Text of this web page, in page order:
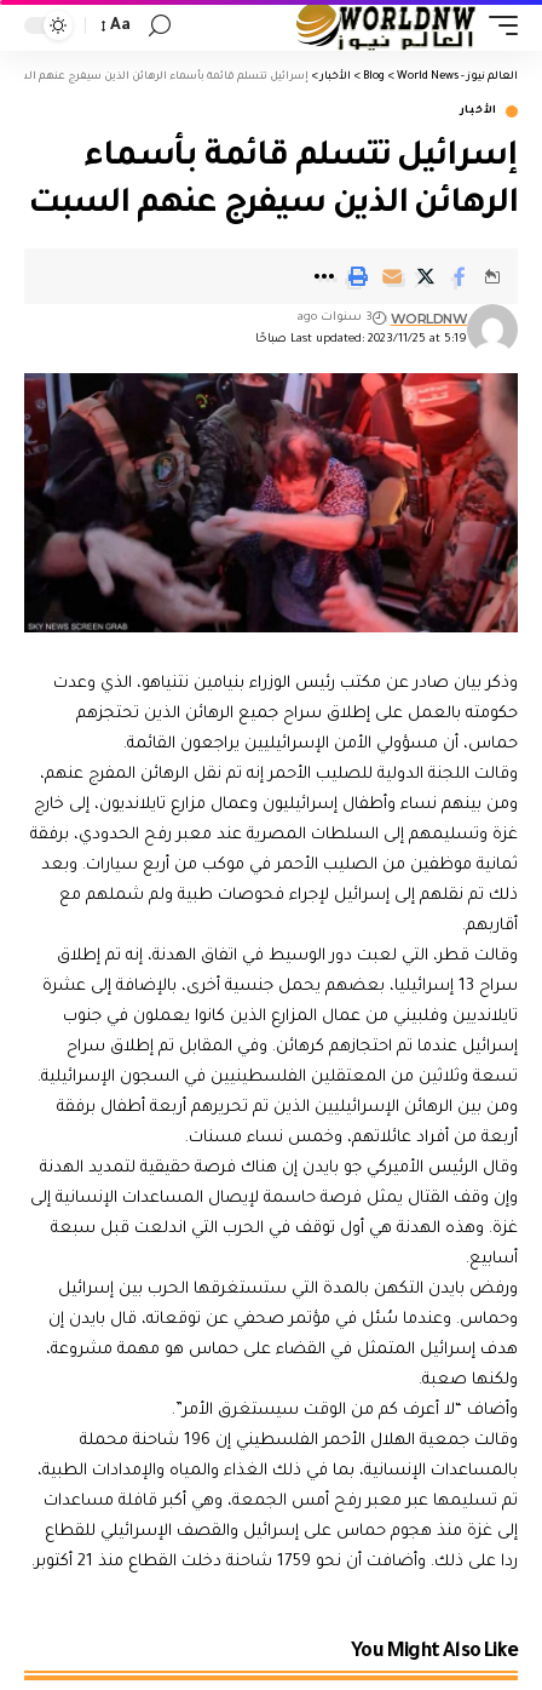
Aa
العالم نيوز - World News >
Blog
> الأخبار > إسرائيل تتسلم قائمة بأسماء الرهائن الذين سيفرج عنهم السبت
الأخبار
إسرائيل تتسلم قائمة بأسماء
الرهائن الذين سيفرج عنهم السبت
Last updated: 2023/11/25 at 5:19 صباحًا
WORLDNW 3 سنوات ago
وذكر بيان صادر عن مكتب رئيس الوزراء بنيامين نتنياهو، الذي وعدت
حكومته بالعمل على إطلاق سراح جميع الرهائن الذين تحتجزهم
حماس، أن مسؤولي الأمن الإسرائيليين يراجعون القائمة.
وقالت اللجنة الدولية للصليب الأحمر إنه تم نقل الرهائن المفرج عنهم،
ومن بينهم نساء وأطفال إسرائيليون وعمال مزارع تايلانديون، إلى خارج
غزة وتسليمهم إلى السلطات المصرية عند معبر رفح الحدودي، برفقة
ثمانية موظفين من الصليب الأحمر في موكب من أربع سيارات. وبعد
ذلك تم نقلهم إلى إسرائيل لإجراء فحوصات طبية ولم شملهم مع
أقاربهم.
وقالت قطر، التي لعبت دور الوسيط في اتفاق الهدنة، إنه تم إطلاق
سراح 13 إسرائيليا، بعضهم يحمل جنسية أخرى، بالإضافة إلى عشرة
تايلانديين وفلبيني من عمال المزارع الذين كانوا يعملون في جنوب
إسرائيل عندما تم احتجازهم كرهائن. وفي المقابل تم إطلاق سراح
تسعة وثلاثين من المعتقلين الفلسطينيين في السجون الإسرائيلية.
ومن بين الرهائن الإسرائيليين الذين تم تحريرهم أربعة أطفال برفقة
أربعة من أفراد عائلاتهم، وخمس نساء مسنات.
وقال الرئيس الأميركي جو بايدن إن هناك فرصة حقيقية لتمديد الهدنة
وإن وقف القتال يمثل فرصة حاسمة لإيصال المساعدات الإنسانية إلى
غزة. وهذه الهدنة هي أول توقف في الحرب التي اندلعت قبل سبعة
أسابيع.
ورفض بايدن التكهن بالمدة التي ستستغرقها الحرب بين إسرائيل
وحماس. وعندما سُئل في مؤتمر صحفي عن توقعاته، قال بايدن إن
هدف إسرائيل المتمثل في القضاء على حماس هو مهمة مشروعة،
ولكنها صعبة.
وأضاف “لا أعرف كم من الوقت سيستغرق الأمر”.
وقالت جمعية الهلال الأحمر الفلسطيني إن 196 شاحنة محملة
بالمساعدات الإنسانية، بما في ذلك الغذاء والمياه والإمدادات الطبية،
تم تسليمها عبر معبر رفح أمس الجمعة، وهي أكبر قافلة مساعدات
إلى غزة منذ هجوم حماس على إسرائيل والقصف الإسرائيلي للقطاع
ردا على ذلك. وأضافت أن نحو 1759 شاحنة دخلت القطاع منذ 21 أكتوبر.
You Might Also Like